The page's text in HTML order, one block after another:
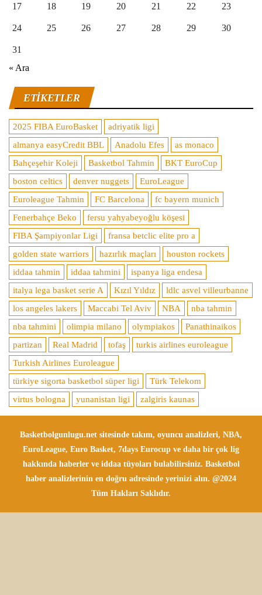
17 18 19 20 21 22 23
24 25 26 27 28 29 30
31
« Ara
ETIKETLER
2025 FIBA EuroBasket
adriyatik ligi
almanya easyCredit BBL
Anadolu Efes
as monaco
Bahçeşehir Koleji
Basketbol Tahmin
BKT EuroCup
boston celtics
denver nuggets
EuroLeague
Euroleague Tahmin
FC Barcelona
fc bayern munich
Fenerbahçe Beko
fersu yahyabeyoğlu köşesi
FIBA Şampiyonlar Ligi
fransa betclic elite pro a
golden state warriors
hazırlık maçları
houston rockets
iddaa tahmin
iddaa tahmini
ispanya liga endesa
italya lega basket serie A
Kızıl Yıldız
ldlc asvel villeurbanne
los angeles lakers
Maccabi Tel Aviv NBA
nba tahmin
nba tahmini
olimpia milano olympiakos
Panathinaikos
partizan
Real Madrid tofaş
turkis airlines euroleague
Turkish Airlines Euroleague
türkiye sigorta basketbol süper ligi
Türk Telekom
virtus bologna
yunanistan ligi zalgiris kaunas
Basketbolgunlugu.net sitesinde takım, oyuncu analizleri, NBA,
EuroLeague, Euro Basket, 7days Eurocup ve daha bir çok lig
hakkında haberler ve iddaa tüyoları bulabilirsiniz. Basketbol
haber analizlerinin en doğru adresinde yerinizi alın. @2024
Tüm Hakları Saklıdır.